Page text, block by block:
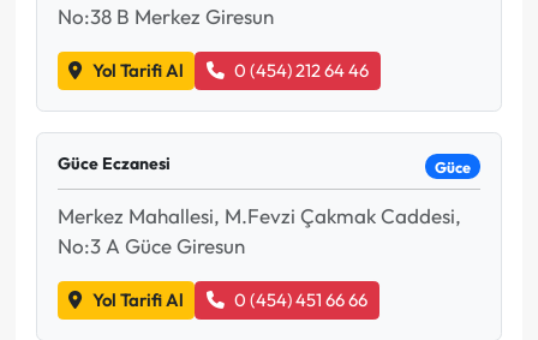
No:38 B Merkez Giresun
Yol Tarifi Al 0 (454) 212 64 46
Güce Eczanesi Güce
Merkez Mahallesi, M.Fevzi Çakmak Caddesi,
No:3 A Güce Giresun
Yol Tarifi Al 0 (454) 451 66 66